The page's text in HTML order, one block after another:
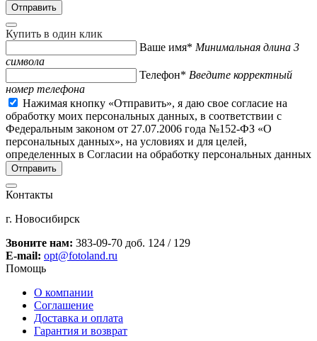
Купить в один клик
Ваше имя* Минимальная длина 3
символа
Телефон* Введите корректный
номер телефона
Нажимая кнопку «Отправить», я даю свое согласие на
обработку моих персональных данных, в соответствии с
Федеральным законом от 27.07.2006 года №152-ФЗ «О
персональных данных», на условиях и для целей,
определенных в Согласии на обработку персональных данных
Контакты
г. Новосибирск
Звоните нам: 383-09-70 доб. 124 / 129
E-mail: opt@fotoland.ru
Помощь
О компании
Соглашение
Доставка и оплата
Гарантия и возврат